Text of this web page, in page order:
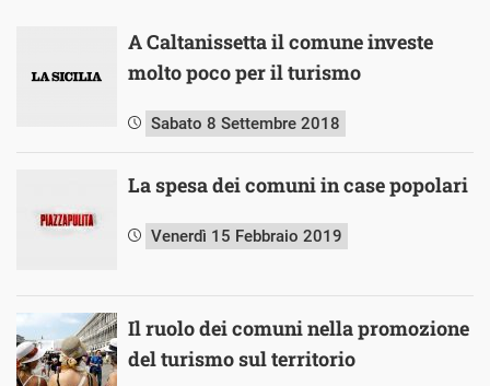
A Caltanissetta il comune investe
molto poco per il turismo
Sabato 8 Settembre 2018
La spesa dei comuni in case popolari
Venerdì 15 Febbraio 2019
Il ruolo dei comuni nella promozione
del turismo sul territorio